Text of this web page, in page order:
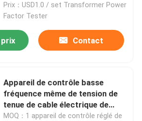
Prix：USD1.0 / set Transformer Power
Factor Tester
Contact
Appareil de contrôle basse
fréquence même de tension de
tenue de cable électrique de
série de très basse fréquence
MOQ：1 appareil de contrôle réglé de